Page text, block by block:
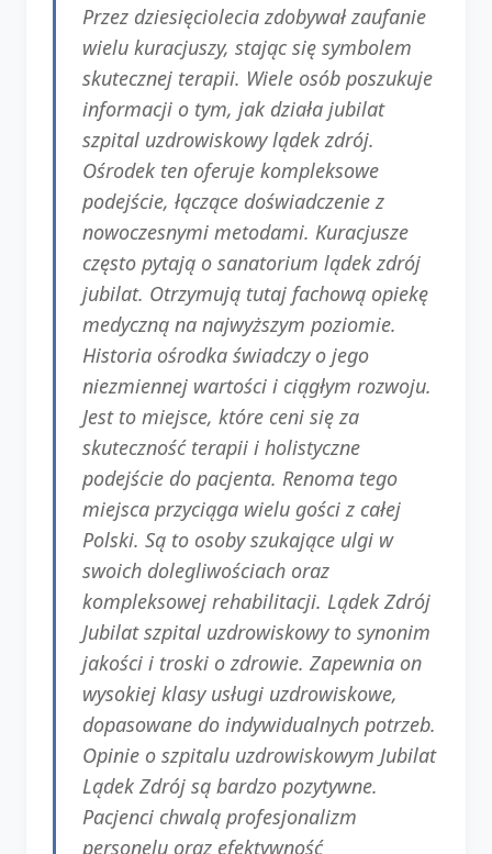
Przez dziesięciolecia zdobywał zaufanie
wielu kuracjuszy, stając się symbolem
skutecznej terapii. Wiele osób poszukuje
informacji o tym, jak działa jubilat
szpital uzdrowiskowy lądek zdrój.
Ośrodek ten oferuje kompleksowe
podejście, łączące doświadczenie z
nowoczesnymi metodami. Kuracjusze
często pytają o sanatorium lądek zdrój
jubilat. Otrzymują tutaj fachową opiekę
medyczną na najwyższym poziomie.
Historia ośrodka świadczy o jego
niezmiennej wartości i ciągłym rozwoju.
Jest to miejsce, które ceni się za
skuteczność terapii i holistyczne
podejście do pacjenta. Renoma tego
miejsca przyciąga wielu gości z całej
Polski. Są to osoby szukające ulgi w
swoich dolegliwościach oraz
kompleksowej rehabilitacji. Lądek Zdrój
Jubilat szpital uzdrowiskowy to synonim
jakości i troski o zdrowie. Zapewnia on
wysokiej klasy usługi uzdrowiskowe,
dopasowane do indywidualnych potrzeb.
Opinie o szpitalu uzdrowiskowym Jubilat
Lądek Zdrój są bardzo pozytywne.
Pacjenci chwalą profesjonalizm
personelu oraz efektywność